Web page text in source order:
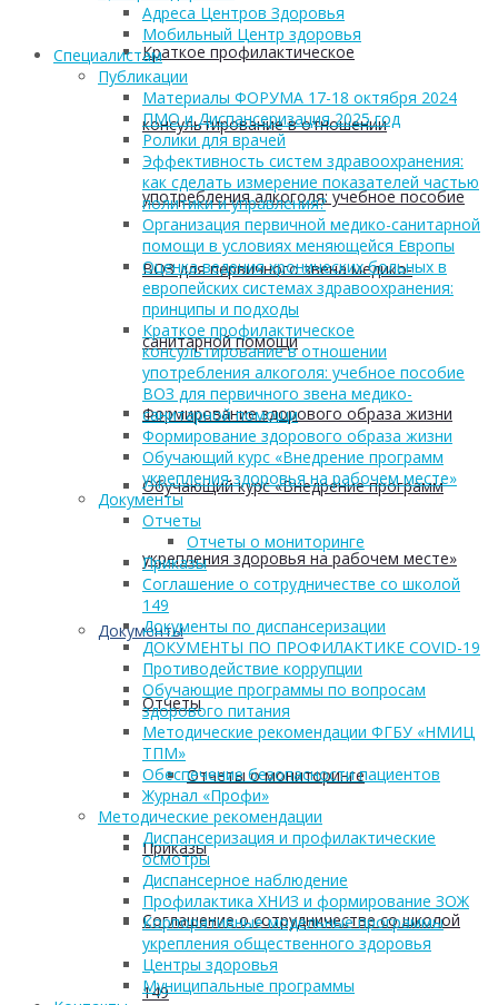
Краткое профилактическое
консультирование в отношении
употребления алкоголя: учебное пособие
ВОЗ для первичного звена медико-
санитарной помощи
Формирование здорового образа жизни
Обучающий курс «Внедрение программ
укрепления здоровья на рабочем месте»
Документы
Отчеты
Отчеты о мониторинге
Приказы
Соглашение о сотрудничестве со школой
149
Адреса Центров Здоровья
Мобильный Центр здоровья
Cпециалистам
Публикации
Материалы ФОРУМА 17-18 октября 2024
ПМО и Диспансеризация 2025 год
Ролики для врачей
Эффективность систем здравоохранения:
как сделать измерение показателей частью
политики и управления?
Организация первичной медико-санитарной
помощи в условиях меняющейся Европы
Оценка ведения хронических больных в
европейских системах здравоохранения:
принципы и подходы
Краткое профилактическое
консультирование в отношении
употребления алкоголя: учебное пособие
ВОЗ для первичного звена медико-
санитарной помощи
Формирование здорового образа жизни
Обучающий курс «Внедрение программ
укрепления здоровья на рабочем месте»
Документы
Отчеты
Отчеты о мониторинге
Приказы
Соглашение о сотрудничестве со школой
149
Документы по диспансеризации
ДОКУМЕНТЫ ПО ПРОФИЛАКТИКЕ COVID-19
Противодействие коррупции
Обучающие программы по вопросам
здорового питания
Методические рекомендации ФГБУ «НМИЦ
ТПМ»
Обеспечение безопасности пациентов
Журнал «Профи»
Методические рекомендации
Диспансеризация и профилактические
осмотры
Диспансерное наблюдение
Профилактика ХНИЗ и формирование ЗОЖ
Корпоративные модельные программы
укрепления общественного здоровья
Центры здоровья
Муниципальные программы